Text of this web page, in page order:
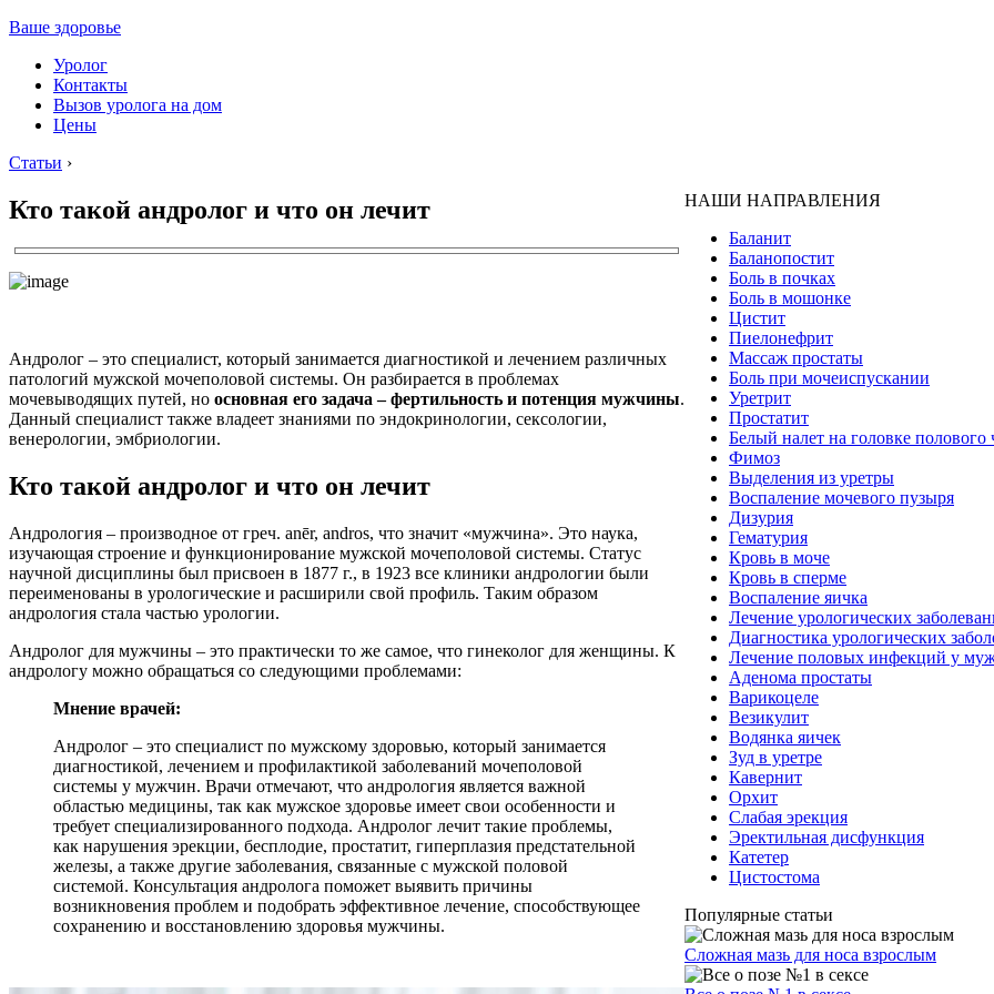
Ваше здоровье
Уролог
Контакты
Вызов уролога на дом
Цены
Статьи ›
Кто такой андролог и что он лечит
Андролог – это специалист, который занимается диагностикой и лечением различных
патологий мужской мочеполовой системы. Он разбирается в проблемах
мочевыводящих путей, но основная его задача – фертильность и потенция мужчины.
Данный специалист также владеет знаниями по эндокринологии, сексологии,
венерологии, эмбриологии.
Кто такой андролог и что он лечит
Андрология – производное от греч. anēr, andros, что значит «мужчина». Это наука,
изучающая строение и функционирование мужской мочеполовой системы. Статус
научной дисциплины был присвоен в 1877 г., в 1923 все клиники андрологии были
переименованы в урологические и расширили свой профиль. Таким образом
андрология стала частью урологии.
Андролог для мужчины – это практически то же самое, что гинеколог для женщины. К
андрологу можно обращаться со следующими проблемами:
Мнение врачей:
Андролог – это специалист по мужскому здоровью, который занимается
диагностикой, лечением и профилактикой заболеваний мочеполовой
системы у мужчин. Врачи отмечают, что андрология является важной
областью медицины, так как мужское здоровье имеет свои особенности и
требует специализированного подхода. Андролог лечит такие проблемы,
как нарушения эрекции, бесплодие, простатит, гиперплазия предстательной
железы, а также другие заболевания, связанные с мужской половой
системой. Консультация андролога поможет выявить причины
возникновения проблем и подобрать эффективное лечение, способствующее
сохранению и восстановлению здоровья мужчины.
НАШИ НАПРАВЛЕНИЯ
Баланит
Баланопостит
Боль в почках
Боль в мошонке
Цистит
Пиелонефрит
Массаж простаты
Боль при мочеиспускании
Уретрит
Простатит
Белый налет на головке полового
Фимоз
Выделения из уретры
Воспаление мочевого пузыря
Дизурия
Гематурия
Кровь в моче
Кровь в сперме
Воспаление яичка
Лечение урологических
Диагностика урологических
Лечение половых инфекций у
Аденома простаты
Варикоцеле
Везикулит
Водянка яичек
Зуд в уретре
Кавернит
Орхит
Слабая эрекция
Эректильная дисфункция
Катетер
Цистостома
Популярные статьи
Сложная мазь для носа взрослым